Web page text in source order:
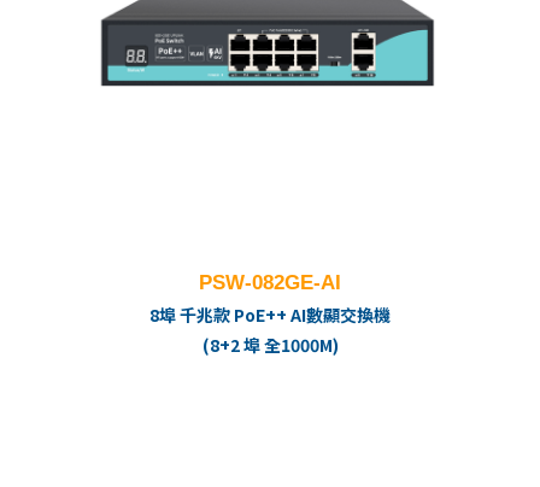
PSW-082GE-AI
8埠 千兆款 PoE++ AI數顯交換機
(8+2 埠 全1000M)